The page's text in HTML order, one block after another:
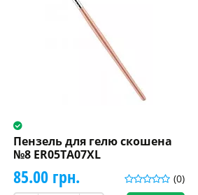
Пензель для гелю скошена
№8 ER05TA07XL
(0)
85.00 грн.